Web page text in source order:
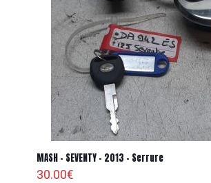
MASH – SEVENTY – 2013 – Serrure
30.00€